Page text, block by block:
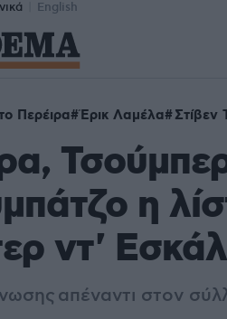
English
Περέιρα Έρικ Λαμέλα Στίβεν
η
ντ'
απέναντι στον